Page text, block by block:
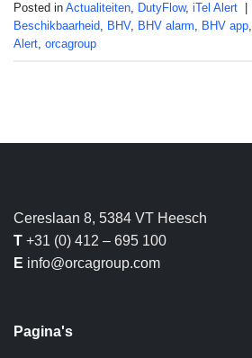
Posted in Actualiteiten, DutyFlow, iTel Alert
Beschikbaarheid, BHV, BHV alarm, BHV app,
Alert, orcagroup
Cereslaan 8, 5384 VT Heesch
T +31 (0) 412 – 695 100
E info@orcagroup.com
Pagina's